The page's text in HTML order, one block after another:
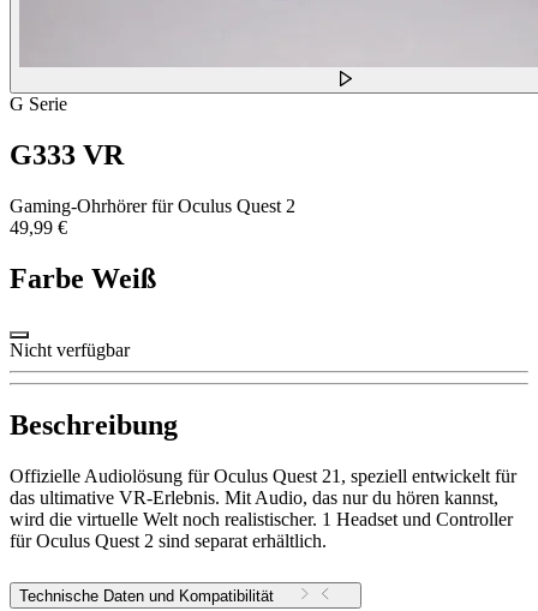
G Serie
G333 VR
Gaming-Ohrhörer für Oculus Quest 2
49,99 €
Farbe Weiß
Nicht verfügbar
Beschreibung
Offizielle Audiolösung für Oculus Quest 21, speziell entwickelt für
das ultimative VR-Erlebnis. Mit Audio, das nur du hören kannst,
wird die virtuelle Welt noch realistischer. 1 Headset und Controller
für Oculus Quest 2 sind separat erhältlich.
Technische Daten und Kompatibilität